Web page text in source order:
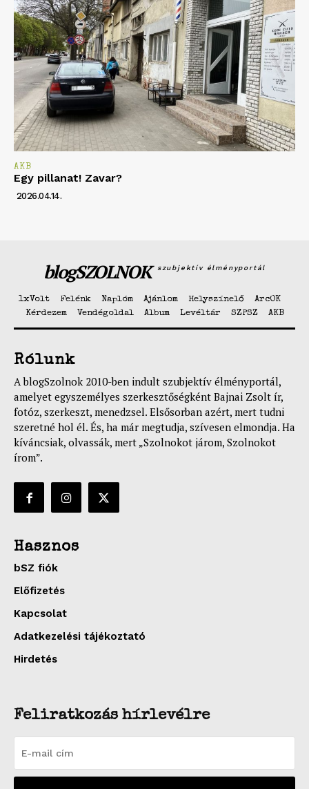
AKB
Egy pillanat! Zavar?
2026.04.14.
blogSZOLNOK szubjektív élményportál
1xVolt Felénk Naplóm Ajánlom Helyszínelő
ArcOK
Kérdezem
Vendégoldal Album Levéltár SZPSZ AKB
Rólunk
A blogSzolnok 2010-ben indult szubjektív élményportál,
amelyet egyszemélyes szerkesztőségként Bajnai Zsolt ír,
fotóz, szerkeszt, menedzsel. Elsősorban azért, mert tudni
szeretné hol él. És, ha már megtudja, szívesen elmondja. Ha
kíváncsiak, olvassák, mert „Szolnokot járom, Szolnokot
írom”.
Hasznos
bSZ fiók
Előfizetés
Kapcsolat
Adatkezelési tájékoztató
Hirdetés
Feliratkozás hírlevélre